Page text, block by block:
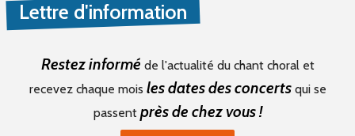
Lettre d'information
Restez informé de l'actualité du chant choral et
recevez chaque mois les dates des concertsqui se
passent près de chez vous !